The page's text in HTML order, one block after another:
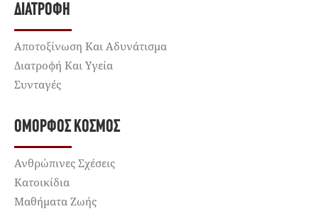
ΔΙΑΤΡΟΦΉ
Αποτοξίνωση Και Αδυνάτισμα
Διατροφή Και Υγεία
Συνταγές
ΌΜΟΡΦΟΣ ΚΌΣΜΟΣ
Ανθρώπινες Σχέσεις
Κατοικίδια
Μαθήματα Ζωής